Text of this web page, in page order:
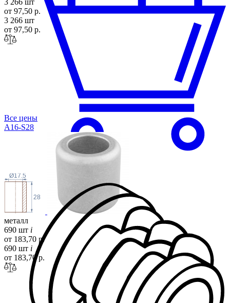
от 97,50 р.
3 266 шт
от 97,50 р.
Все цены
A16-S28
28
Ø17.5
металл
690 шт i
от 183,70 р.
690 шт i
от 183,70 р.